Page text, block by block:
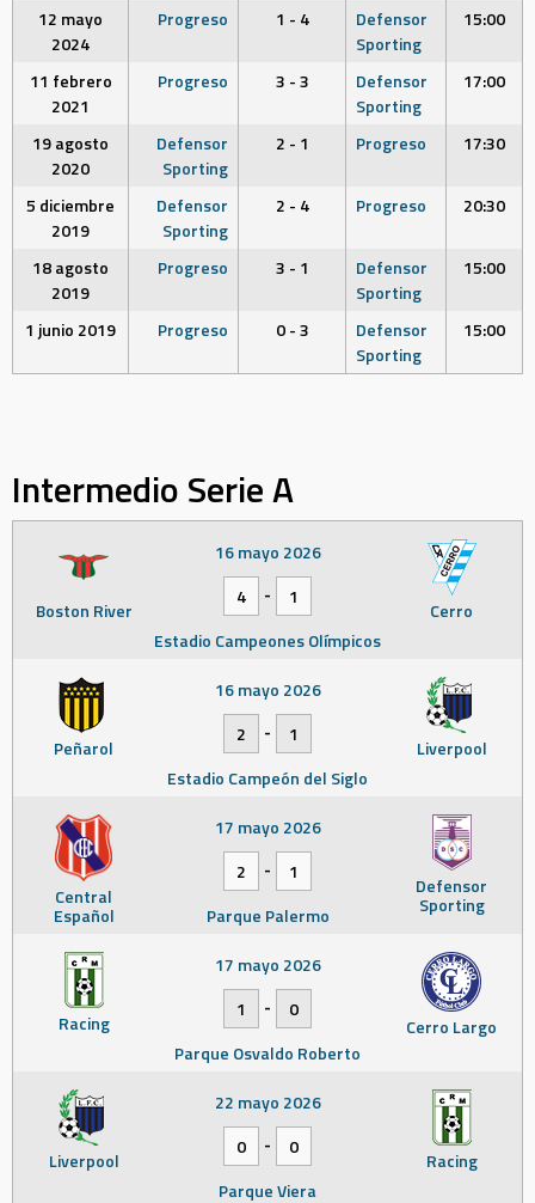
12 mayo
2024
Progreso 1 - 4
Defensor
Sporting
15:00
11 febrero
2021
Progreso 3 - 3
Defensor
Sporting
17:00
19 agosto
2020
Defensor
Sporting
2 - 1 Progreso 17:30
5 diciembre
2019
Defensor
Sporting
2 - 4 Progreso 20:30
18 agosto
2019
Progreso 3 - 1
Defensor
Sporting
15:00
1 junio 2019 Progreso 0 - 3
Defensor
Sporting
15:00
Intermedio Serie A
Boston River Cerro
16 mayo 2026
4
-
1
Estadio Campeones Olímpicos
Peñarol Liverpool
16 mayo 2026
2
-
1
Estadio Campeón del Siglo
Central
Español
Defensor
Sporting
17 mayo 2026
2
-
1
Parque Palermo
Racing Cerro Largo
17 mayo 2026
1
-
0
Parque Osvaldo Roberto
Liverpool Racing
22 mayo 2026
0
-
0
Parque Viera